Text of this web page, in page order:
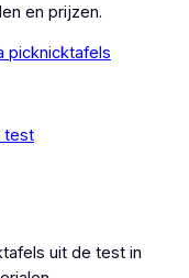
en prijzen.
picknicktafels
test
uit de test in